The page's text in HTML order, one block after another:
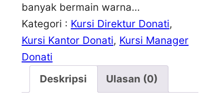
banyak bermain warna…
Kategori : Kursi Direktur Donati
Kursi Kantor Donati, Kursi Manager
Donati
Deskripsi
Ulasan (0)